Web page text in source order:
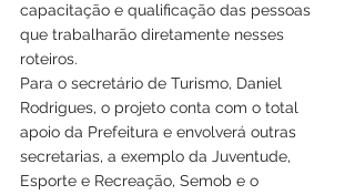
capacitação e qualificação das pessoas
que trabalharão diretamente nesses
roteiros.
Para o secretário de Turismo, Daniel
Rodrigues, o projeto conta com o total
apoio da Prefeitura e envolverá outras
secretarias, a exemplo da Juventude,
Esporte e Recreação, Semob e o